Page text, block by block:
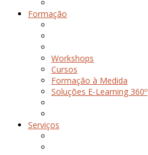
Formação
Workshops
Cursos
Formação à Medida
Soluções E-Learning 360º
Serviços